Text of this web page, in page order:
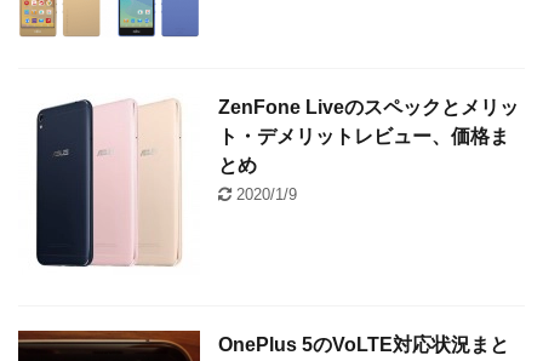
ZenFone Liveのスペックとメリッ
ト・デメリットレビュー、価格ま
とめ
2020/1/9
OnePlus 5のVoLTE対応状況まと